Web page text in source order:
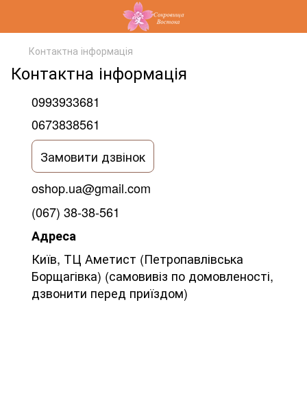
Контактна інформація
Контактна інформація
0993933681
0673838561
Замовити дзвінок
oshop.ua@gmail.com
(067) 38-38-561
Адреса
Київ, ТЦ Аметист (Петропавлівська
Борщагівка) (самовивіз по домовленості,
дзвонити перед приїздом)